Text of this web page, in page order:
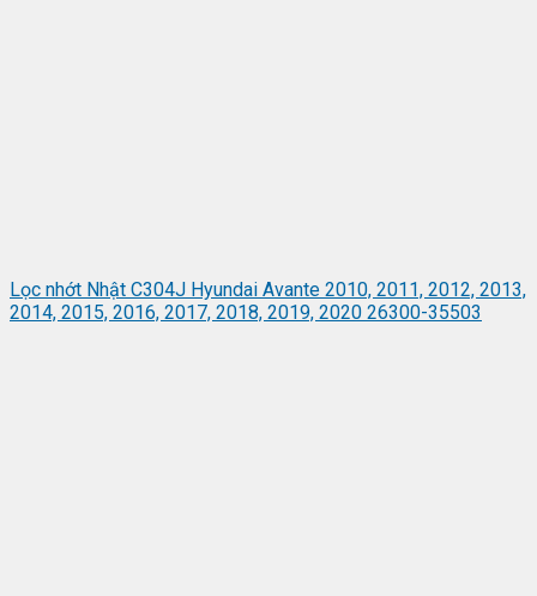
Lọc nhớt Nhật C304J Hyundai Avante 2010, 2011, 2012, 2013,
2014, 2015, 2016, 2017, 2018, 2019, 2020 26300-35503